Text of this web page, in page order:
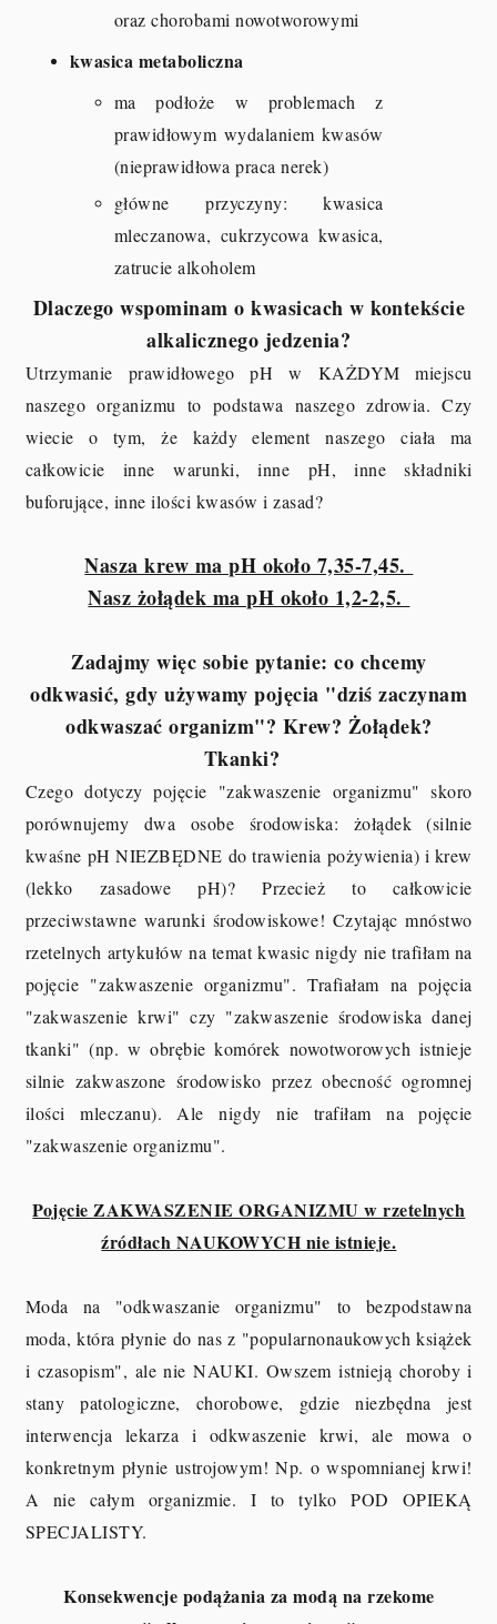
oraz chorobami nowotworowymi
kwasica metaboliczna
ma podłoże w problemach z
prawidłowym wydalaniem kwasów
(nieprawidłowa praca nerek)
główne przyczyny: kwasica
mleczanowa, cukrzycowa kwasica,
zatrucie alkoholem
Dlaczego wspominam o kwasicach w kontekście
alkalicznego jedzenia?
Utrzymanie prawidłowego pH w KAŻDYM miejscu
naszego organizmu to podstawa naszego zdrowia. Czy
wiecie o tym, że każdy element naszego ciała ma
całkowicie inne warunki, inne pH, inne składniki
buforujące, inne ilości kwasów i zasad?
Nasza krew ma pH około 7,35-7,45.
Nasz żołądek ma pH około 1,2-2,5.
Zadajmy więc sobie pytanie: co chcemy
odkwasić, gdy używamy pojęcia "dziś zaczynam
odkwaszać organizm"? Krew? Żołądek?
Tkanki?
Czego dotyczy pojęcie "zakwaszenie organizmu" skoro
porównujemy dwa osobe środowiska: żołądek (silnie
kwaśne pH NIEZBĘDNE do trawienia pożywienia) i krew
(lekko zasadowe pH)? Przecież to całkowicie
przeciwstawne warunki środowiskowe! Czytając mnóstwo
rzetelnych artykułów na temat kwasic nigdy nie trafiłam na
pojęcie "zakwaszenie organizmu". Trafiałam na pojęcia
"zakwaszenie krwi" czy "zakwaszenie środowiska danej
tkanki" (np. w obrębie komórek nowotworowych istnieje
silnie zakwaszone środowisko przez obecność ogromnej
ilości mleczanu). Ale nigdy nie trafiłam na pojęcie
"zakwaszenie organizmu".
Pojęcie ZAKWASZENIE ORGANIZMU w rzetelnych
źródłach NAUKOWYCH nie istnieje.
Moda na "odkwaszanie organizmu" to bezpodstawna
moda, która płynie do nas z "popularnonaukowych książek
i czasopism", ale nie NAUKI. Owszem istnieją choroby i
stany patologiczne, chorobowe, gdzie niezbędna jest
interwencja lekarza i odkwaszenie krwi, ale mowa o
konkretnym płynie ustrojowym! Np. o wspomnianej krwi!
A nie całym organizmie. I to tylko POD OPIEKĄ
SPECJALISTY.
Konsekwencje podążania za modą na rzekome